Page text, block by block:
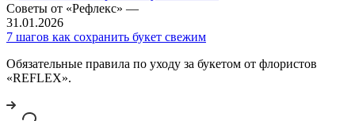
Советы от «Рефлекс» —
31.01.2026
7 шагов как сохранить букет свежим
Обязательные правила по уходу за букетом от флористов
«REFLEX».